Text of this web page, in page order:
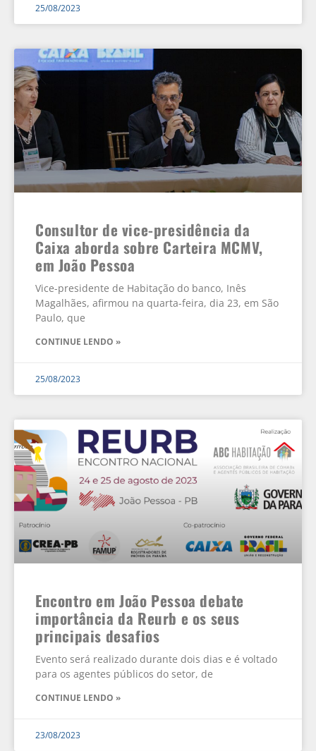
25/08/2023
Consultor de vice-presidência da
Caixa aborda sobre Carteira MCMV,
em João Pessoa
Vice-presidente de Habitação do banco, Inês
Magalhães, afirmou na quarta-feira, dia 23, em São
Paulo, que
CONTINUE LENDO »
25/08/2023
Encontro em João Pessoa debate
importância da Reurb e os seus
principais desafios
Evento será realizado durante dois dias e é voltado
para os agentes públicos do setor, de
CONTINUE LENDO »
23/08/2023